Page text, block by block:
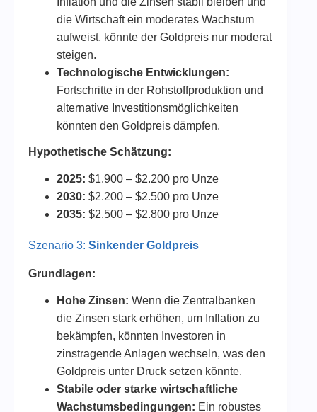
die Wirtschaft ein moderates Wachstum
aufweist, könnte der Goldpreis nur moderat
steigen.
Technologische Entwicklungen:
Fortschritte in der Rohstoffproduktion und
alternative Investitionsmöglichkeiten
könnten den Goldpreis dämpfen.
Hypothetische Schätzung:
2025: $1.900 – $2.200 pro Unze
2030: $2.200 – $2.500 pro Unze
2035: $2.500 – $2.800 pro Unze
Szenario 3: Sinkender Goldpreis
Grundlagen:
Hohe Zinsen: Wenn die Zentralbanken
die Zinsen stark erhöhen, um Inflation zu
bekämpfen, könnten Investoren in
zinstragende Anlagen wechseln, was den
Goldpreis unter Druck setzen könnte.
Stabile oder starke wirtschaftliche
Wachstumsbedingungen: Ein robustes